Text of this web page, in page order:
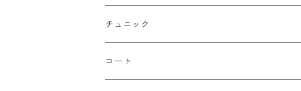
ストレート
リバーシブル
バルーン
チュニック
コート